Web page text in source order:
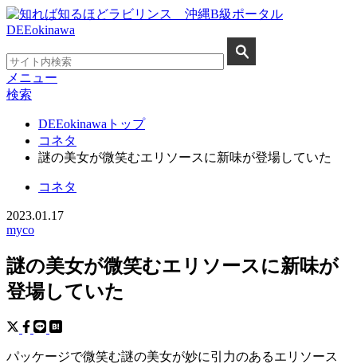
メニュー
検索
DEEokinawaトップ
コネタ
謎の美女が微笑むエリソースに新味が登場していた
コネタ
2023.01.17
myco
謎の美女が微笑むエリソースに新味が
登場していた
パッケージで微笑む謎の美女が妙に引力のあるエリソース